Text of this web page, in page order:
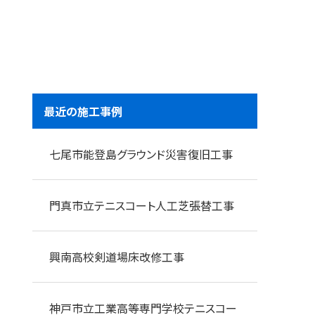
最近の施工事例
七尾市能登島グラウンド災害復旧工事
門真市立テニスコート人工芝張替工事
興南高校剣道場床改修工事
神戸市立工業高等専門学校テニスコー